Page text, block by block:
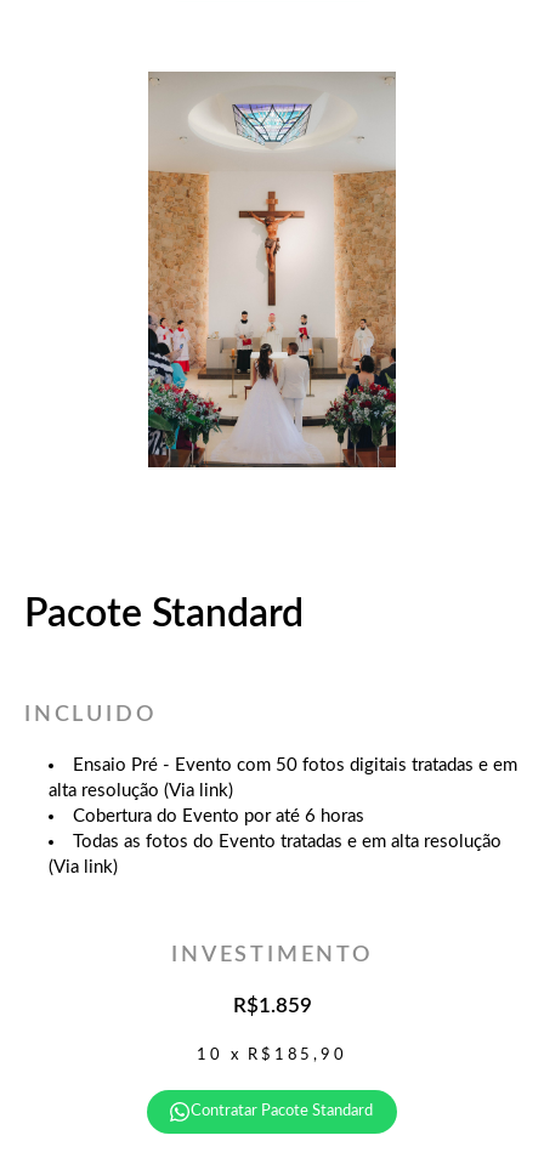
Pacote Standard
INCLUIDO
Ensaio Pré - Evento com 50 fotos digitais tratadas e em
alta resolução (Via link)
Cobertura do Evento por até 6 horas
Todas as fotos do Evento tratadas e em alta resolução
(Via link)
INVESTIMENTO
R$1.859
10 x R$185,90
Contratar Pacote Standard